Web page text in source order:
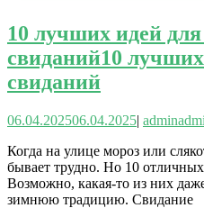
10 лучших идей
свиданий10
свиданий
06.04.202506.04.2025| admin
Когда на улице мороз или
бывает трудно. Но 10
Возможно, какая-то из них
зимнюю традицию. Свидание